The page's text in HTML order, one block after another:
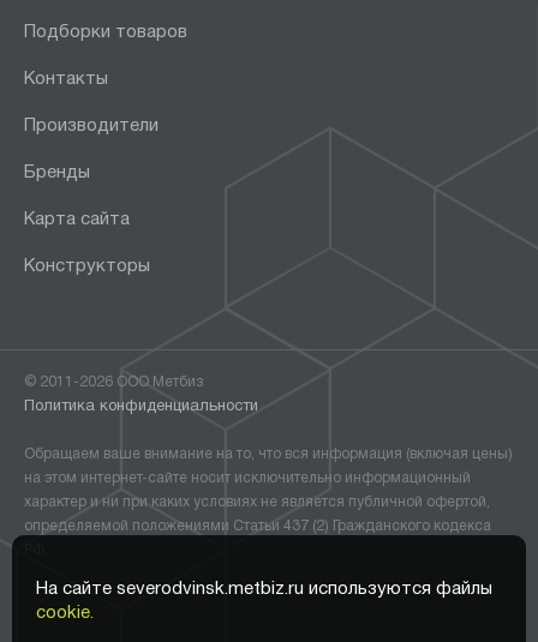
На сайте severodvinsk.metbiz.ru используются файлы
cookie.
Подборки товаров
Контакты
Производители
Бренды
Карта сайта
Конструкторы
© 2011-2026 ООО Метбиз
Политика конфиденциальности
Обращаем ваше внимание на то, что вся информация (включая цены)
на этом интернет-сайте носит исключительно информационный
характер и ни при каких условиях не является публичной офертой,
определяемой положениями Статьи 437 (2) Гражданского кодекса